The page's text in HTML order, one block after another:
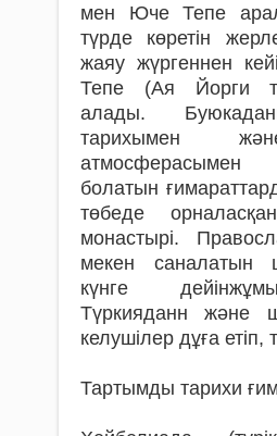
мен Юче Тепе
түрде көретін
жаяу жүргеннен
Тепе (Ая Йорги
алады.
тарихымен
болатын
төбеде
монастырі.
мекен саналатын
күнге
Түркияданн және
келушілер дұға етіп,
Тартымды тарихи